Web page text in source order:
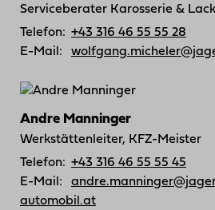
Serviceberater Karosserie & Lack
Telefon: +43 316 46 55 55 28
E-Mail:
Andre Manninger
Werkstättenleiter, KFZ-Meister
Telefon: +43 316 46 55 55 45
E-Mail:
automobil.at